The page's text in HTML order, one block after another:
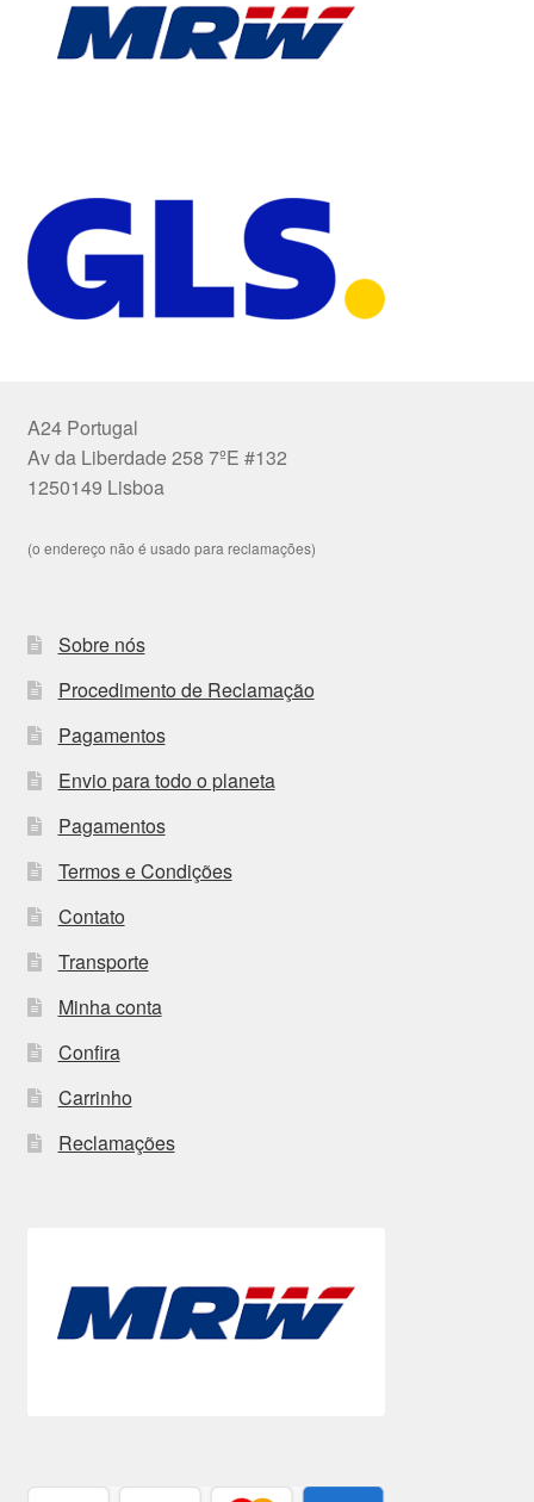
A24 Portugal
Av da Liberdade 258 7ºE #132
1250149 Lisboa
(o endereço não é usado para reclamações)
Sobre nós
Procedimento de Reclamação
Pagamentos
Envio para todo o planeta
Pagamentos
Termos e Condições
Contato
Transporte
Minha conta
Confira
Carrinho
Reclamações